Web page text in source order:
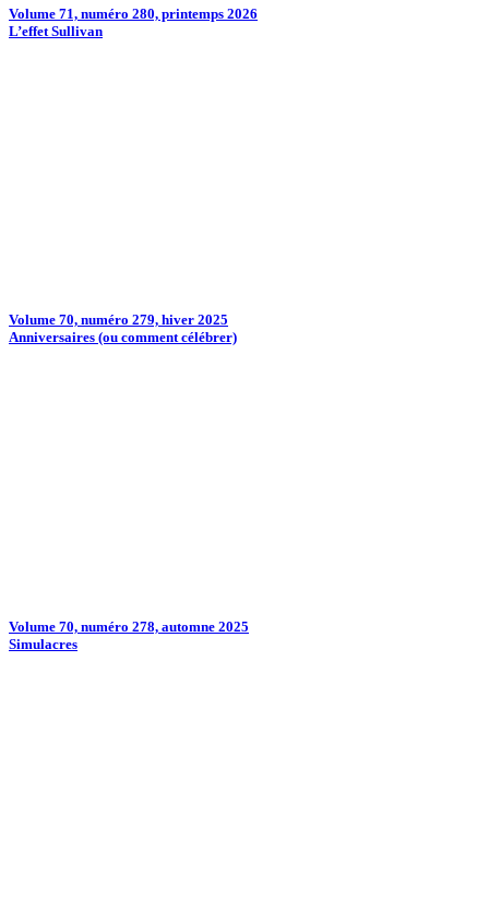
Volume 71, numéro 280, printemps 2026
L’effet Sullivan
Volume 70, numéro 279, hiver 2025
Anniversaires (ou comment célébrer)
Volume 70, numéro 278, automne 2025
Simulacres